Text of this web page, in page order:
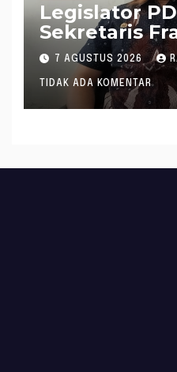
Legislator
Sekretaris
Demokrat :
Tameng
Dana
484 Miliar
7 AGUSTUS 2026
TIDAK ADA KOMENTAR